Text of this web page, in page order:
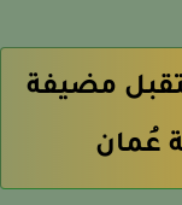
مضيفة